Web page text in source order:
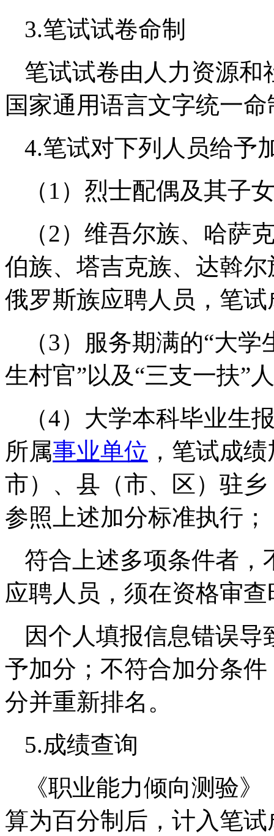
3.笔试试卷命制
笔试试卷由人力资源和
国家通用语言文字统一命
4.笔试对下列人员给予
（1）烈士配偶及其子
（2）维吾尔族、哈萨
伯族、塔吉克族、达斡
俄罗斯族应聘人员，笔
（3）服务期满的“大
生村官”以及“三支一扶”
（4）大学本科毕业生
所属事业单位 ，笔试成
市）、县（市、区）驻乡
参照上述加分标准执行；
符合上述多项条件者，
应聘人员，须在资格审
因个人填报信息错误
予加分；不符合加分条
分并重新排名。
5.成绩查询
《职业能力倾向测验
算为百分制后，计入笔